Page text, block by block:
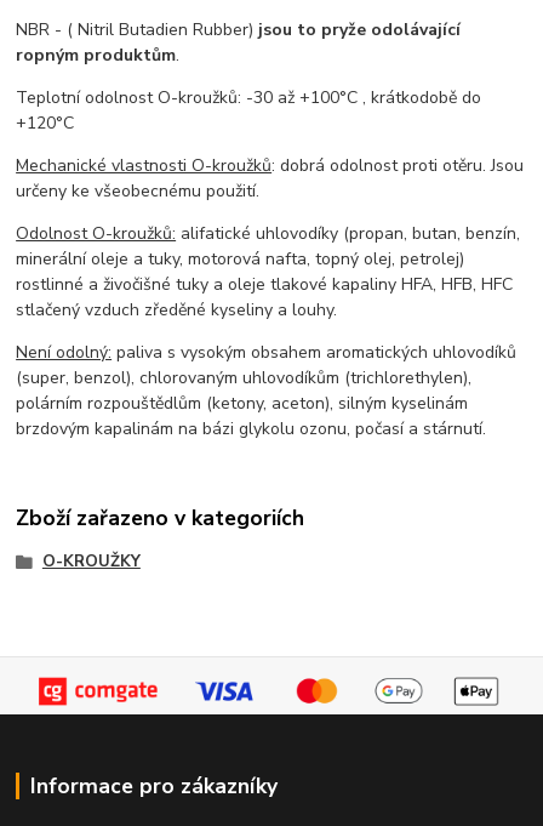
NBR - ( Nitril Butadien Rubber) jsou to pryže odolávající
ropným produktům.
Teplotní odolnost O-kroužků: -30 až +100°C , krátkodobě do
+120°C
Mechanické vlastnosti O-kroužků: dobrá odolnost proti otěru. Jsou
určeny ke všeobecnému použití.
Odolnost O-kroužků: alifatické uhlovodíky (propan, butan, benzín,
minerální oleje a tuky, motorová nafta, topný olej, petrolej)
rostlinné a živočišné tuky a oleje tlakové kapaliny HFA, HFB, HFC
stlačený vzduch zředěné kyseliny a louhy.
Není odolný: paliva s vysokým obsahem aromatických uhlovodíků
(super, benzol), chlorovaným uhlovodíkům (trichlorethylen),
polárním rozpouštědlům (ketony, aceton), silným kyselinám
brzdovým kapalinám na bázi glykolu ozonu, počasí a stárnutí.
Zboží zařazeno v kategoriích
O-KROUŽKY
Informace pro zákazníky